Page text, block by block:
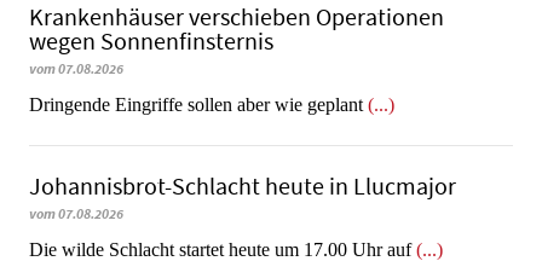
Krankenhäuser verschieben Operationen
wegen Sonnenfinsternis
vom 07.08.2026
Dringende Eingriffe sollen aber wie geplant (...)
Johannisbrot-Schlacht heute in Llucmajor
vom 07.08.2026
Die wilde Schlacht startet heute um 17.00 Uhr auf(...)